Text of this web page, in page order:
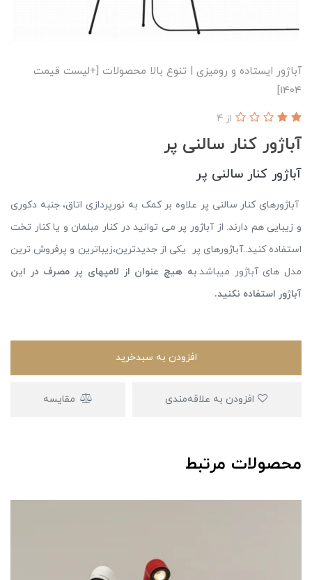
آباژور ایستاده و رومیزی | تنوع بالا محصولات [+لیست قیمت
1404]
آباژور کنار سالنی پر
از 4
آباژور کنار سالنی پر
آباژورهای کنار سالنی پر علاوه بر کمک به نورپردازی اتاق، جنبه دکوری
و زیبایی هم دارند. از آباژور پر می توانید در کنار مبلمان و یا کنار تخت
استفاده کنید..آباژورهای پر یکی از جدیدترین،زیباترین و پرفروش ترین
مدل های آباژور میباشد.به هیچ عنوان از لامپهای پر مصرف در این
آباژور استفاده نکنید.
افزودن به سبدخرید
مقایسه
محصولات مرتبط